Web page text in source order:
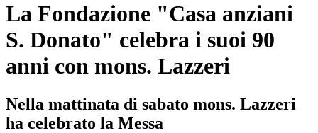
La Fondazione "Casa anziani
S. Donato" celebra i suoi 90
anni con mons. Lazzeri
Nella mattinata di sabato mons. Lazzeri
ha celebrato la Messa